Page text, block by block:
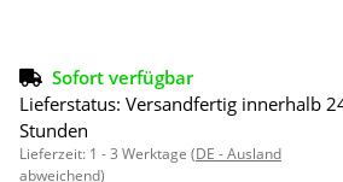
Sofort verfügbar
Lieferstatus: Versandfertig innerhalb
Stunden
Lieferzeit: 1 - 3 Werktage (DE - Ausland
abweichend)